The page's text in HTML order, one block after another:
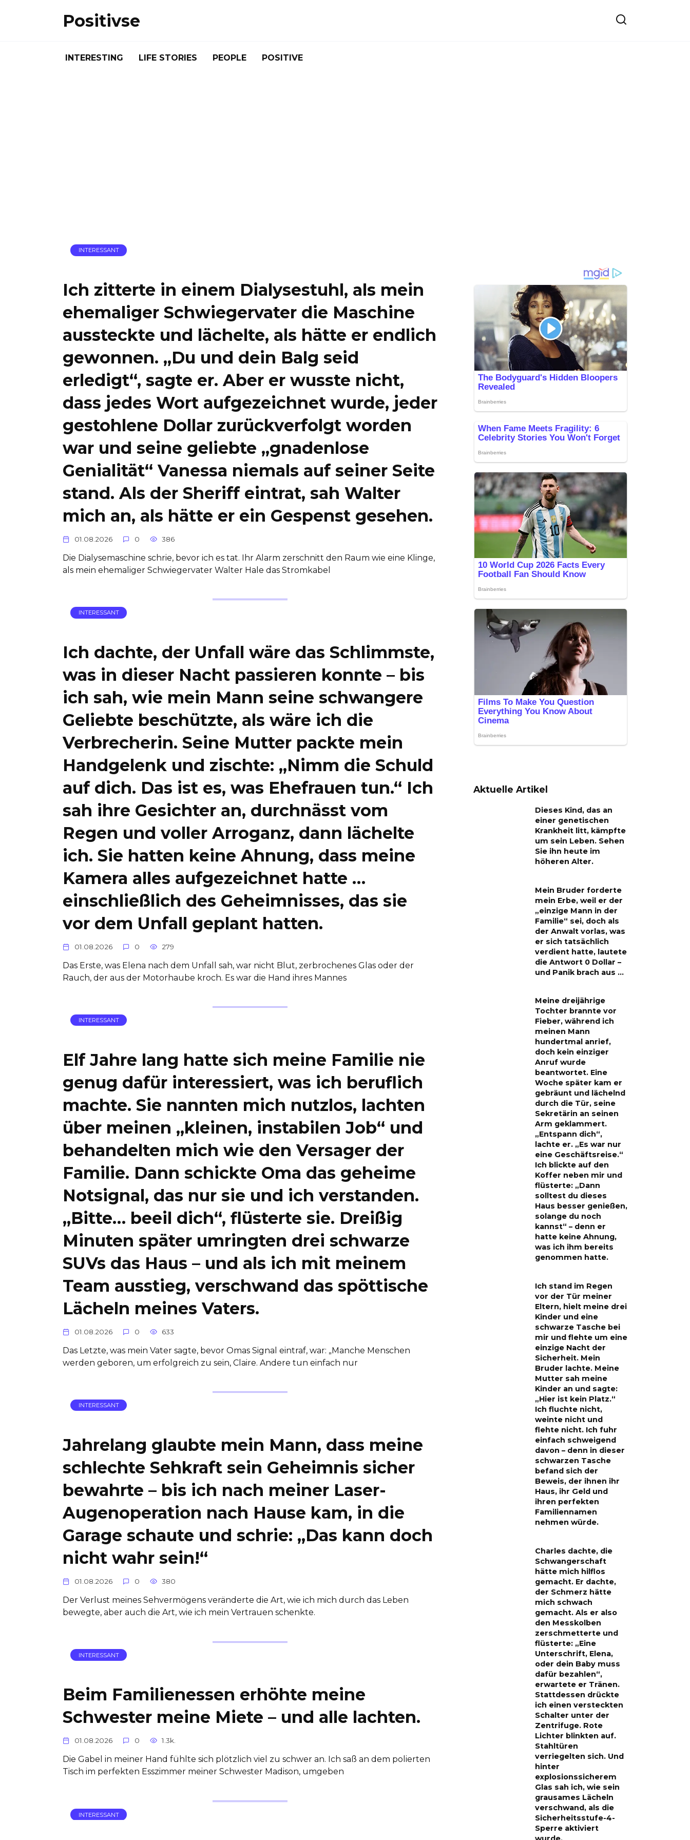
Positivse
INTERESTING LIFE STORIES PEOPLE POSITIVE
INTERESSANT
Ich zitterte in einem Dialysestuhl, als mein
ehemaliger Schwiegervater die Maschine
aussteckte und lächelte, als hätte er endlich
gewonnen. „Du und dein Balg seid
erledigt“, sagte er. Aber er wusste nicht,
dass jedes Wort aufgezeichnet wurde, jeder
gestohlene Dollar zurückverfolgt worden
war und seine geliebte „gnadenlose
Genialität“ Vanessa niemals auf seiner Seite
stand. Als der Sheriff eintrat, sah Walter
mich an, als hätte er ein Gespenst gesehen.
01.08.2026 0 386
Die Dialysemaschine schrie, bevor ich es tat. Ihr Alarm zerschnitt den Raum wie eine Klinge,
als mein ehemaliger Schwiegervater Walter Hale das Stromkabel
INTERESSANT
Ich dachte, der Unfall wäre das Schlimmste,
was in dieser Nacht passieren konnte – bis
ich sah, wie mein Mann seine schwangere
Geliebte beschützte, als wäre ich die
Verbrecherin. Seine Mutter packte mein
Handgelenk und zischte: „Nimm die Schuld
auf dich. Das ist es, was Ehefrauen tun.“ Ich
sah ihre Gesichter an, durchnässt vom
Regen und voller Arroganz, dann lächelte
ich. Sie hatten keine Ahnung, dass meine
Kamera alles aufgezeichnet hatte …
einschließlich des Geheimnisses, das sie
vor dem Unfall geplant hatten.
01.08.2026 0 279
Das Erste, was Elena nach dem Unfall sah, war nicht Blut, zerbrochenes Glas oder der
Rauch, der aus der Motorhaube kroch. Es war die Hand ihres Mannes
INTERESSANT
Elf Jahre lang hatte sich meine Familie nie
genug dafür interessiert, was ich beruflich
machte. Sie nannten mich nutzlos, lachten
über meinen „kleinen, instabilen Job“ und
behandelten mich wie den Versager der
Familie. Dann schickte Oma das geheime
Notsignal, das nur sie und ich verstanden.
„Bitte… beeil dich“, flüsterte sie. Dreißig
Minuten später umringten drei schwarze
SUVs das Haus – und als ich mit meinem
Team ausstieg, verschwand das spöttische
Lächeln meines Vaters.
01.08.2026 0 633
Das Letzte, was mein Vater sagte, bevor Omas Signal eintraf, war: „Manche Menschen
werden geboren, um erfolgreich zu sein, Claire. Andere tun einfach nur
INTERESSANT
Jahrelang glaubte mein Mann, dass meine
schlechte Sehkraft sein Geheimnis sicher
bewahrte – bis ich nach meiner Laser-
Augenoperation nach Hause kam, in die
Garage schaute und schrie: „Das kann doch
nicht wahr sein!“
01.08.2026 0 380
Der Verlust meines Sehvermögens veränderte die Art, wie ich mich durch das Leben
bewegte, aber auch die Art, wie ich mein Vertrauen schenkte.
INTERESSANT
Beim Familienessen erhöhte meine
Schwester meine Miete – und alle lachten.
01.08.2026 0 1.3k.
Die Gabel in meiner Hand fühlte sich plötzlich viel zu schwer an. Ich saß an dem polierten
Tisch im perfekten Esszimmer meiner Schwester Madison, umgeben
INTERESSANT
Aktuelle Artikel
Dieses Kind, das an
einer genetischen
Krankheit litt, kämpfte
um sein Leben. Sehen
Sie ihn heute im
höheren Alter.
Mein Bruder forderte
mein Erbe, weil er der
„einzige Mann in der
Familie“ sei, doch als
der Anwalt vorlas, was
er sich tatsächlich
verdient hatte, lautete
die Antwort 0 Dollar –
und Panik brach aus …
Meine dreijährige
Tochter brannte vor
Fieber, während ich
meinen Mann
hundertmal anrief,
doch kein einziger
Anruf wurde
beantwortet. Eine
Woche später kam er
gebräunt und lächelnd
durch die Tür, seine
Sekretärin an seinen
Arm geklammert.
„Entspann dich“,
lachte er. „Es war nur
eine Geschäftsreise.“
Ich blickte auf den
Koffer neben mir und
flüsterte: „Dann
solltest du dieses
Haus besser genießen,
solange du noch
kannst“ – denn er
hatte keine Ahnung,
was ich ihm bereits
genommen hatte.
Ich stand im Regen
vor der Tür meiner
Eltern, hielt meine drei
Kinder und eine
schwarze Tasche bei
mir und flehte um eine
einzige Nacht der
Sicherheit. Mein
Bruder lachte. Meine
Mutter sah meine
Kinder an und sagte:
„Hier ist kein Platz.“
Ich fluchte nicht,
weinte nicht und
flehte nicht. Ich fuhr
einfach schweigend
davon – denn in dieser
schwarzen Tasche
befand sich der
Beweis, der ihnen ihr
Haus, ihr Geld und
ihren perfekten
Familiennamen
nehmen würde.
Charles dachte, die
Schwangerschaft
hätte mich hilflos
gemacht. Er dachte,
der Schmerz hätte
mich schwach
gemacht. Als er also
den Messkolben
zerschmetterte und
flüsterte: „Eine
Unterschrift, Elena,
oder dein Baby muss
dafür bezahlen“,
erwartete er Tränen.
Stattdessen drückte
ich einen versteckten
Schalter unter der
Zentrifuge. Rote
Lichter blinkten auf.
Stahltüren
verriegelten sich. Und
hinter
explosionssicherem
Glas sah ich, wie sein
grausames Lächeln
verschwand, als die
Sicherheitsstufe-4-
Sperre aktiviert